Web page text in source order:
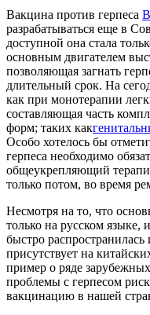
Вакцина против герпеса
разрабатываться еще в
доступной она стала
основным двигателем
позволяющая загнать
длительный срок. На
как при монотерапии
составляющая часть
форм; таких как
Особо хотелось бы
герпеса необходимо
общеукрепляющий
только потом, во время
Несмотря на то, что
только на русском языке,
быстро
присутствует на
пример о ряде
проблемы с герпесом
вакцинацию в нашей